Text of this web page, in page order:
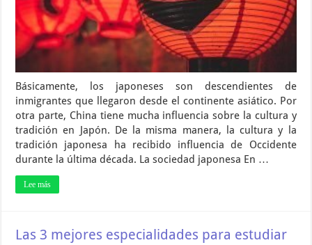
Básicamente, los japoneses son descendientes de
inmigrantes que llegaron desde el continente asiático. Por
otra parte, China tiene mucha influencia sobre la cultura y
tradición en Japón. De la misma manera, la cultura y la
tradición japonesa ha recibido influencia de Occidente
durante la última década. La sociedad japonesa En …
Lee más
Las 3 mejores especialidades para estudiar